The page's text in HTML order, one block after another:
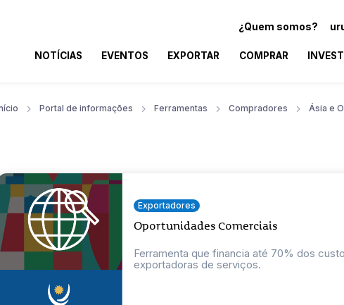
¿Quem somos?
NOTÍCIAS EVENTOS EXPORTAR COMPRAR
Portal de informações Ferramentas Compradores Ásia e
Exportadores
Oportunidades Comerciais
Ferramenta que financia até 70% dos
exportadoras de serviços.